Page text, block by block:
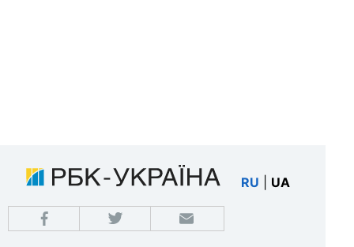
RU UA